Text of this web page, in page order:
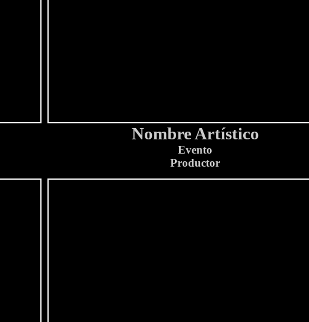
Nombre Artístico
Evento
Productor